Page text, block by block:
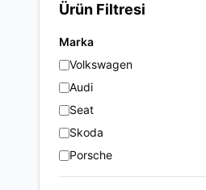
Ürün Filtresi
Marka
Volkswagen
Audi
Seat
Skoda
Porsche